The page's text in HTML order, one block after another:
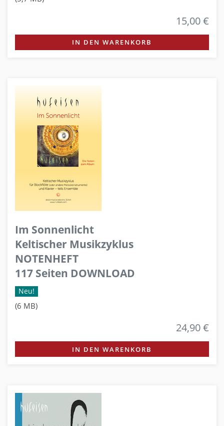
15,00 €
IN DEN WARENKORB
Im Sonnenlicht
Keltischer Musikzyklus
NOTENHEFT
117 Seiten DOWNLOAD
Neu!
(6 MB)
24,90 €
IN DEN WARENKORB